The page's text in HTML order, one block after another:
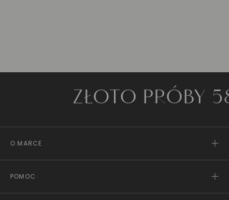
ZŁOTO PRÓBY 585
O MARCE
POMOC